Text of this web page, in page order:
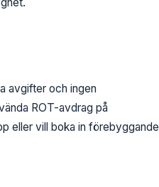
avgifter och ingen
ROT-avdrag på
eller vill boka in förebyggande